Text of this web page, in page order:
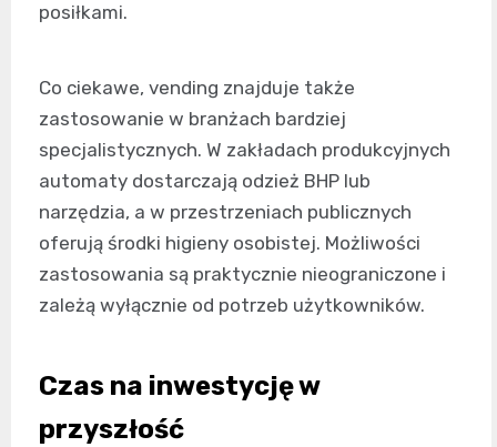
posiłkami.
Co ciekawe, vending znajduje także
zastosowanie w branżach bardziej
specjalistycznych. W zakładach produkcyjnych
automaty dostarczają odzież BHP lub
narzędzia, a w przestrzeniach publicznych
oferują środki higieny osobistej. Możliwości
zastosowania są praktycznie nieograniczone i
zależą wyłącznie od potrzeb użytkowników.
Czas na inwestycję w
przyszłość